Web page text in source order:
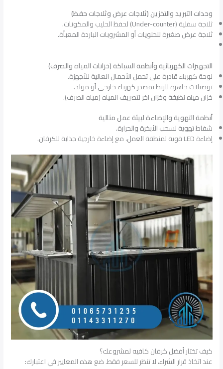
وحدات التبريد والتخزين (ثلاجات عرض وثلاجات حفظ)
ثلاجة سفلية (Under-counter) لحفظ الحليب والمكونات.
ثلاجة عرض صغيرة للحلويات أو المشروبات الباردة المعبأة.
التجهيزات الكهربائية وأنظمة السباكة (خزانات المياه والصرف)
لوحة كهرباء قادرة على تحمل الأحمال العالية للأجهزة.
توصيلات جاهزة للربط بمصدر كهرباء خارجي أو مولد.
خزان مياه نظيفة وخزان آخر لتصريف المياه (مياه الصرف).
أنظمة التهوية والإضاءة لبيئة عمل مثالية
شفاط تهوية لسحب الأبخرة والحرارة.
إضاءة LED قوية لمنطقة العمل، مع إضاءة خارجية جذابة للكرفان.
كيف تختار أفضل كرفان كافيه لمشروعك؟
عند اتخاذ قرار الشراء، لا تنظر للسعر فقط. ضع هذه المعايير في اعتبارك: